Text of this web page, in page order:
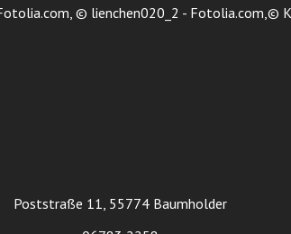
© lienchen020_2 - Fotolia.com,©
Poststraße 11, 55774 Baumholder